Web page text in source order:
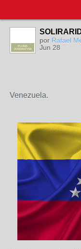
PLUMA
DIAMANTINA
por Rafael
Jun 28
Venezuela.